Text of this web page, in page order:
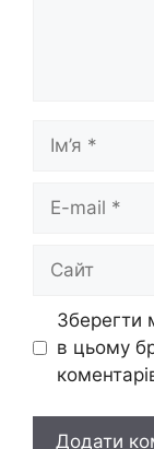
mail
Зберегти
в цьому